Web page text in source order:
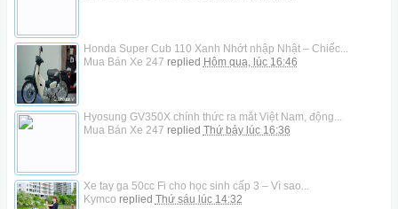
Honda Super Cub 110 Xanh Nhớt nhập Nhật – Chiếc...
Mua Bán Xe 247 replied Hôm qua, lúc 16:46
Hyosung GV350X chính thức ra mắt Việt Nam, động...
Mua Bán Xe 247 replied Thứ bảy lúc 16:36
Xe tay ga 50cc Fi cho học sinh cấp 3 – Vì sao...
Kymco replied Thứ sáu lúc 14:32